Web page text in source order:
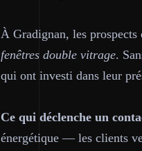
À Gradignan, les prospects
fenêtres double vitrage.
qui ont investi dans leur
Ce qui déclenche un
énergétique — les clients